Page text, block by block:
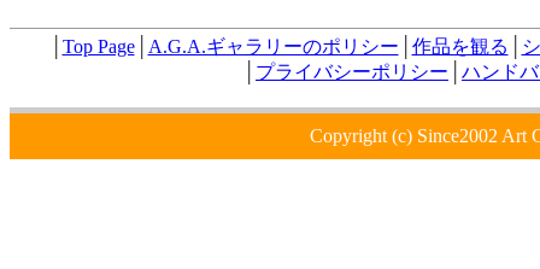
Top Page│ A.G.A.ギャラリーのポリシー 作品を観る
プライバシーポリシー ハンド
Copyright (c) Since2002 Art